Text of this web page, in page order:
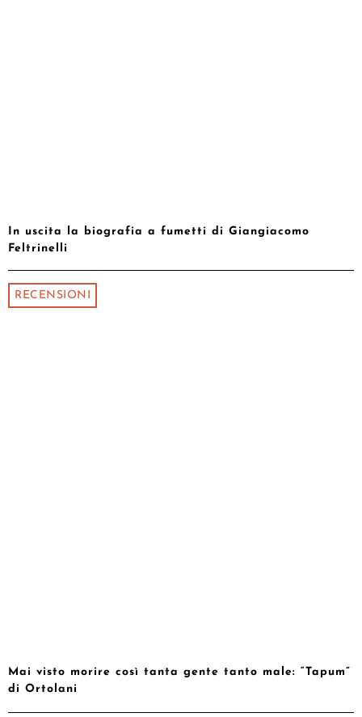
In uscita la biografia a fumetti di Giangiacomo
Feltrinelli
RECENSIONI
Mai visto morire così tanta gente tanto male: “Tapum”
di Ortolani